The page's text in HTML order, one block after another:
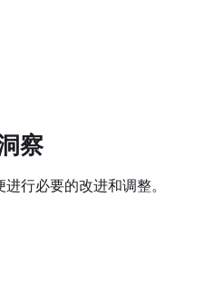
察
行必要的改进和调整。